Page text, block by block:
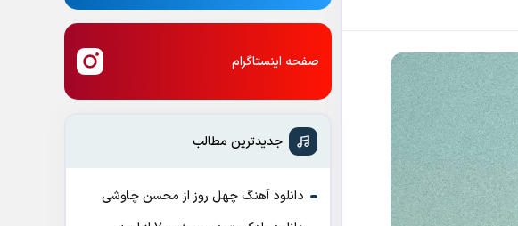
صفحه اینستاگرام
جدیدترین مطالب
دانلود آهنگ چهل روز از محسن چاوشی